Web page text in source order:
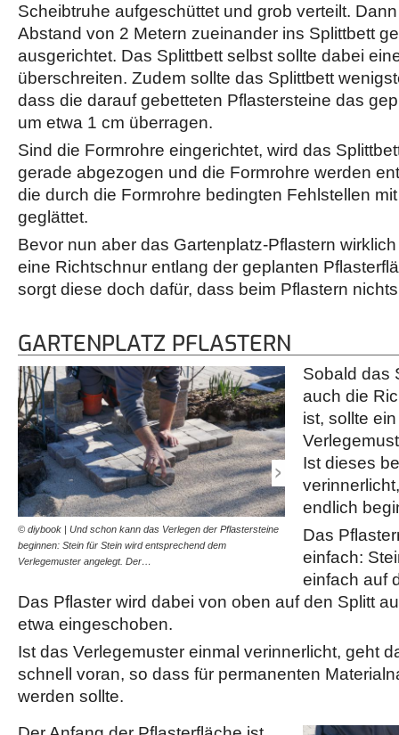
Scheibtruhe aufgeschüttet und grob verteilt.
Abstand von 2 Metern zueinander ins Splittbett
ausgerichtet. Das Splittbett selbst sollte dabei
überschreiten. Zudem sollte das Splittbett
dass die darauf gebetteten Pflastersteine das
um etwa 1 cm überragen.
Sind die Formrohre eingerichtet, wird das
gerade abgezogen und die Formrohre werden
die durch die Formrohre bedingten Fehlstellen
geglättet.
Bevor nun aber das Gartenplatz-Pflastern
eine Richtschnur entlang der geplanten
sorgt diese doch dafür, dass beim Pflastern
GARTENPLATZ PFLASTERN
© diybook | Und schon kann das Verlegen der Pflastersteine
beginnen: Stein für Stein wird entsprechend dem
Verlegemuster angelegt. Der…
© diybook | Die
aneinander gereiht.
Sobald das
auch die
ist, sollte
Ist dieses
endlich
Das
einfach:
einfach auf
Das Pflaster wird dabei von oben auf den Splitt
etwa eingeschoben.
Ist das Verlegemuster einmal verinnerlicht, geht
schnell voran, so dass für permanenten
werden sollte.